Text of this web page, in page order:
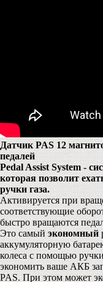
Датчик PAS 12
педалей
Pedal Assist System -
которая позволит
ручки газа.
Активируется при
соответствующие
быстро вращаются
Это самый экономный
аккумуляторную
колеса с помощью
экономить ваше АКБ
PAS. При этом может